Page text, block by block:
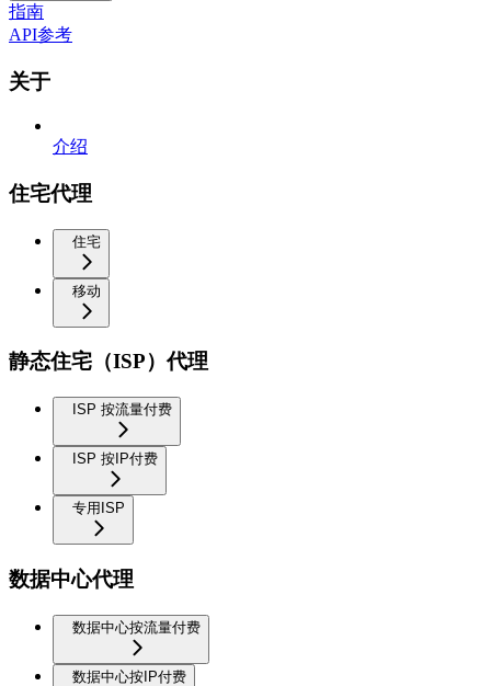
指南
API参考
关于
介绍
住宅代理
住宅
移动
静态住宅（ISP）代理
ISP 按流量付费
ISP 按IP付费
专用ISP
数据中心代理
数据中心按流量付费
数据中心按IP付费